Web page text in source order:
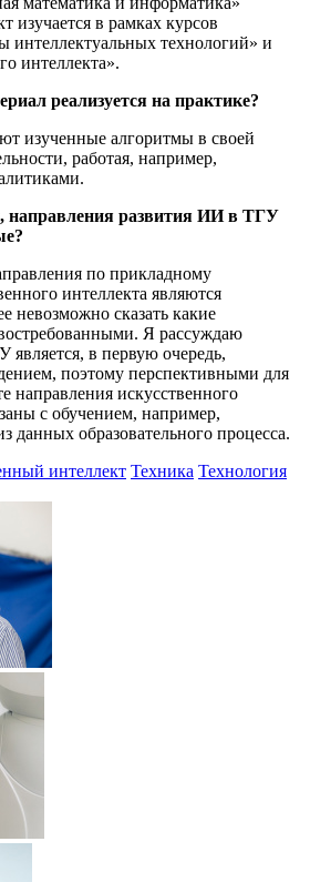
изучается в рамках курсов
интеллектуальных технологий» и
интеллекта».
реализуется на практике?
изученные алгоритмы в своей
работая, например,
направления развития ИИ в ТГУ
по прикладному
интеллекта являются
невозможно сказать какие
Я рассуждаю
в первую очередь,
поэтому перспективными для
направления искусственного
с обучением, например,
данных образовательного процесса.
интеллект Техника Технология